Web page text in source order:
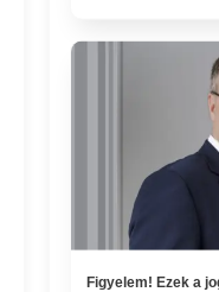
Figyelem! Ezek a